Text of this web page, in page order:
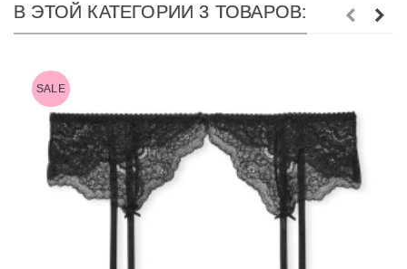
В ЭТОЙ КАТЕГОРИИ 3 ТОВАРОВ:
SALE